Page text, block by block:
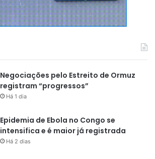
Negociações pelo Estreito de Ormuz
registram “progressos”
Há 1 dia
Epidemia de Ebola no Congo se
intensifica e é maior já registrada
Há 2 dias